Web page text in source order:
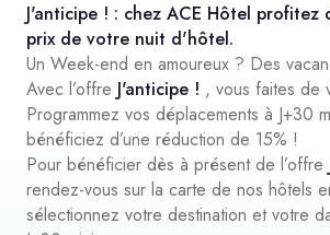
J'anticipe ! : chez ACE Hôtel profitez
prix de votre nuit d'hôtel.
Un Week-end en amoureux ? Des
Avec l’offre J'anticipe ! , vous faites de
Programmez vos déplacements à J+30
bénéficiez d’une réduction de 15% !
Pour bénéficier dès à présent de l’offre
rendez-vous sur la carte de nos hôtels
sélectionnez votre destination et votre